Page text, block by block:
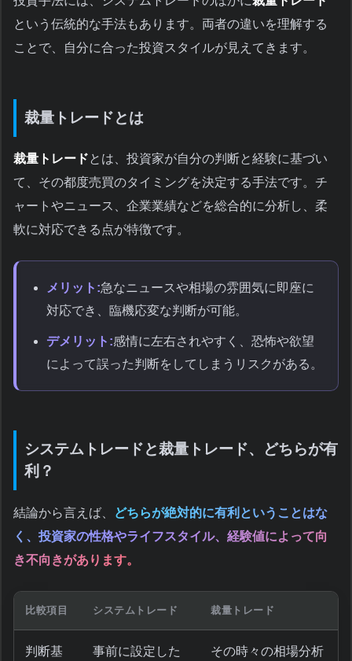
という伝統的な手法もあります。両者の違いを理解する
ことで、自分に合った投資スタイルが見えてきます。
裁量トレードとは
裁量トレードとは、投資家が自分の判断と経験に基づい
て、その都度売買のタイミングを決定する手法です。チ
ャートやニュース、企業業績などを総合的に分析し、柔
軟に対応できる点が特徴です。
メリット:急なニュースや相場の雰囲気に即座に
対応でき、臨機応変な判断が可能。
デメリット:感情に左右されやすく、恐怖や欲望
によって誤った判断をしてしまうリスクがある。
システムトレードと裁量トレード、どちらが有
利？
結論から言えば、
どちらが絶対的に有利ということはな
く、投資家の性格やライフスタイル、経験値によって向
き不向きがあります。
比較項目 システムトレード 裁量トレード
判断基
事前に設定した
その時々の相場分析